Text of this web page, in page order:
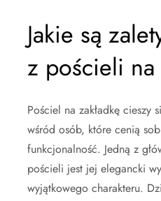
Jakie są
z pościeli na
Pościel na zakładkę cieszy
wśród osób, które cenią
funkcjonalność. Jedną z
pościeli jest jej elegancki
wyjątkowego charakteru.